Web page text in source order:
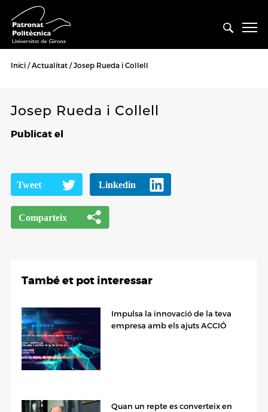
Inici Actualitat Josep Rueda i Collell
Josep Rueda i Collell
Publicat el
També et pot interessar
Impulsa la innovació de la teva
empresa amb els ajuts ACCIÓ
Quan un repte es converteix en